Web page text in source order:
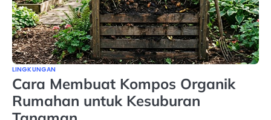
LINGKUNGAN
Cara Membuat Kompos Organik
Rumahan untuk Kesuburan